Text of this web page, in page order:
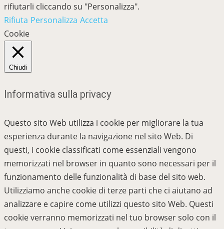
rifiutarli cliccando su "Personalizza".
Rifiuta Personalizza Accetta
Cookie
Chiudi
Informativa sulla privacy
Questo sito Web utilizza i cookie per migliorare la tua
esperienza durante la navigazione nel sito Web. Di
questi, i cookie classificati come essenziali vengono
memorizzati nel browser in quanto sono necessari per il
funzionamento delle funzionalità di base del sito web.
Utilizziamo anche cookie di terze parti che ci aiutano ad
analizzare e capire come utilizzi questo sito Web. Questi
cookie verranno memorizzati nel tuo browser solo con il